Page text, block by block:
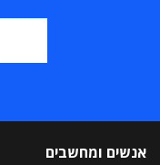
אנשים ומחשבים